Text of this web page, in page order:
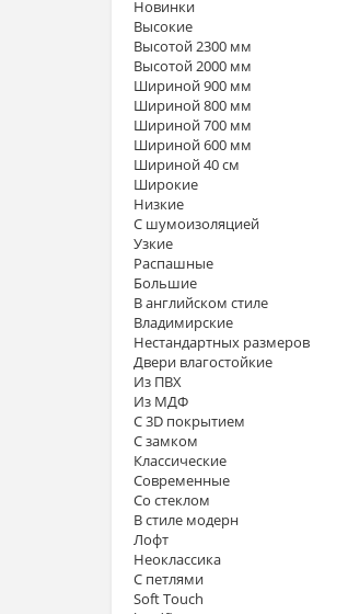
Новинки
Высокие
Высотой 2300 мм
Высотой 2000 мм
Шириной 900 мм
Шириной 800 мм
Шириной 700 мм
Шириной 600 мм
Шириной 40 см
Широкие
Низкие
С шумоизоляцией
Узкие
Распашные
Большие
В английском стиле
Владимирские
Нестандартных размеров
Двери влагостойкие
Из ПВХ
Из МДФ
С 3D покрытием
С замком
Классические
Современные
Со стеклом
В стиле модерн
Лофт
Неоклассика
С петлями
Soft Touch